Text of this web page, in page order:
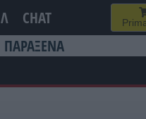
Λ CHAT
ΠΑΡΑΞΕΝΑ